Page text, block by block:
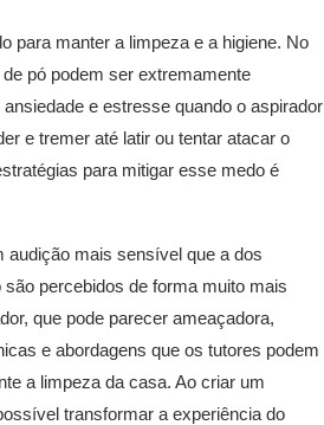
para manter a limpeza e a higiene. No
pó podem ser extremamente
e estresse quando o aspirador
e tremer até latir ou tentar atacar o
para mitigar esse medo é
audição mais sensível que a dos
percebidos de forma muito mais
que pode parecer ameaçadora,
e abordagens que os tutores podem
a limpeza da casa. Ao criar um
transformar a experiência do